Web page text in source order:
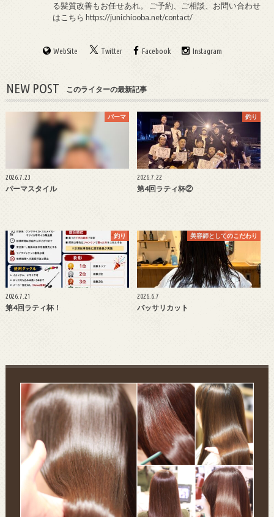
る髪質改善もお任せあれ。 ご予約、ご相談、お問い合わせ
はこちらhttps://junichiooba.net/contact/
WebSite Twitter Facebook Instagram
NEW POST このライターの最新記事
パーマ
2026.7.23
パーマスタイル
釣り
2026.7.22
第4回ラティ杯②
釣り
2026.7.21
第4回ラティ杯！
美容師としてのこだわり
2026.6.7
バッサリカット